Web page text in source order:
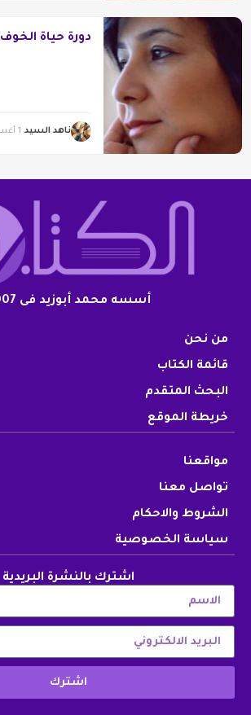
دورة حياة الخوف
ناهد السيد 1 أغسطس 2022
أسسه محمد أبوزيد فى 2007
من نحن
قائمة الكتاب
البحث المتقدم
خريطة الموقع
مواقعنا
تواصل معنا
الشروط والاحكام
سياسة الخصوصية
اشترك بالنشرة البريدية
اشترك